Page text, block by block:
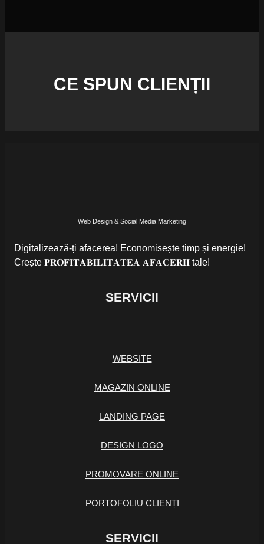
CE SPUN CLIENȚII
Web Design & Social Media Marketing
Digitalizează-ți afacerea! Economisește timp și energie!
Crește 𝐏𝐑𝐎𝐅𝐈𝐓𝐀𝐁𝐈𝐋𝐈𝐓𝐀𝐓𝐄𝐀 𝐀𝐅𝐀𝐂𝐄𝐑𝐈𝐈 tale!
SERVICII
WEBSITE
MAGAZIN ONLINE
LANDING PAGE
DESIGN LOGO
PROMOVARE ONLINE
PORTOFOLIU CLIENȚI
SERVICII